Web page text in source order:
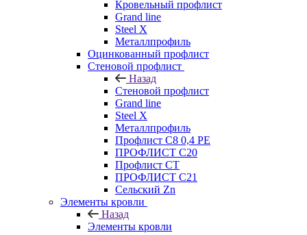
Кровельный профлист
Grand line
Steel X
Металлпрофиль
Оцинкованный профлист
Стеновой профлист
Назад
Стеновой профлист
Grand line
Steel X
Металлпрофиль
Профлист С8 0,4 РЕ
ПРОФЛИСТ С20
Профлист СТ
ПРОФЛИСТ С21
Сельский Zn
Элементы кровли
Назад
Элементы кровли